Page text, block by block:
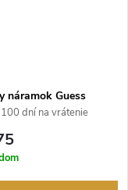
náramok Guess
dní na vrátenie
predajca.